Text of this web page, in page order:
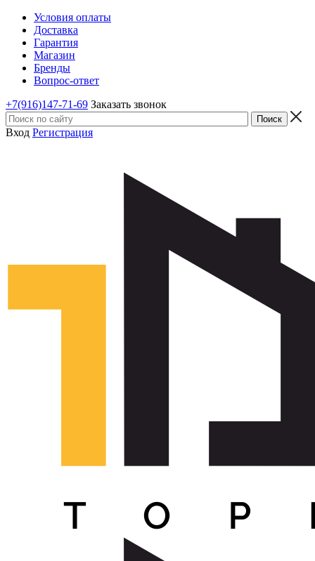
Условия оплаты
Доставка
Гарантия
Магазин
Бренды
Вопрос-ответ
+7(916)147-71-69 Заказать звонок
Вход Регистрация